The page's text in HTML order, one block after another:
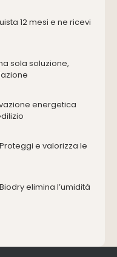
12 mesi e ne ricevi
sola soluzione,
energetica
e valorizza le
elimina l’umidità